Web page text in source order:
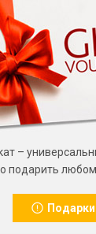
–
подарить
Подарки